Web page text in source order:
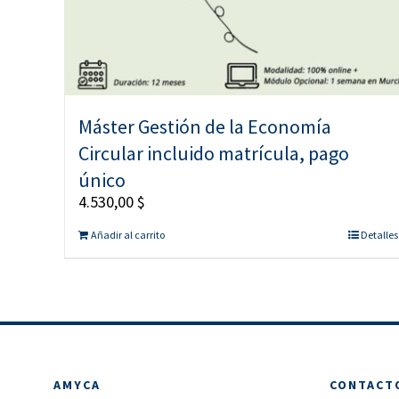
Máster Gestión de la Economía
Circular incluido matrícula, pago
único
4.530,00$
Añadir al carrito Detalles
AMYCA